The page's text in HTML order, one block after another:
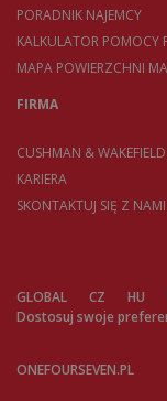
PORADNIK NAJEMCY
KALKULATOR POMOCY
MAPA POWIERZCHNI
FIRMA
CUSHMAN & WAKEFIELD
KARIERA
SKONTAKTUJ SIĘ Z NAMI
GLOBAL CZ HU
Dostosuj swoje
ONEFOURSEVEN.PL